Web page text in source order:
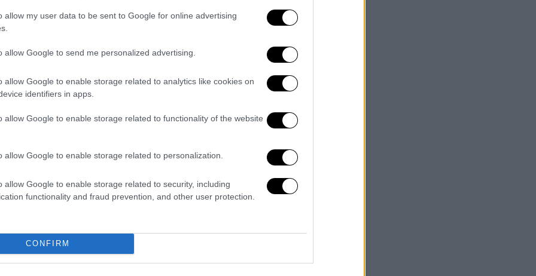
allow my user data to be sent to Google for online advertising
allow Google to send me personalized advertising.
allow Google to enable storage related to analytics like cookies on
identifiers in apps.
allow Google to enable storage related to functionality of the website
allow Google to enable storage related to personalization.
allow Google to enable storage related to security, including
functionality and fraud prevention, and other user protection.
CONFIRM
επί περισσότερες από 12 ώρες στα
τα στοιχεία του NHS Αγγλίας.
σε σχέση με τον προηγούμενο
του Royal College of Emergency Medicine
στην καθυστερημένη παροχή ιατρικής
καλά στοιχεία έχουν συγκεντρωθεί
ότι η μακρά αναμονή στο
εξέλιξη για τους ασθενείς», επεσήμανε.
για ένα ασθενοφόρο. Όταν αυτό έρθει,
πολλή ώρα έξω από τα επείγοντα
στα επείγοντα, τους περιμένει μεγάλη
Και αναγκαζόμαστε ναεξετάσουμε
στους διαδρόμους», υπογράμμισε ο